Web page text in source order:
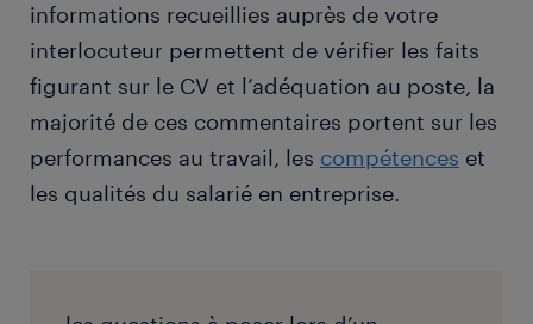
informations recueillies auprès de votre
interlocuteur permettent de vérifier les faits
figurant sur le CV et l’adéquation au poste, la
majorité de ces commentaires portent sur les
performances au travail, les compétences et
les qualités du salarié en entreprise.